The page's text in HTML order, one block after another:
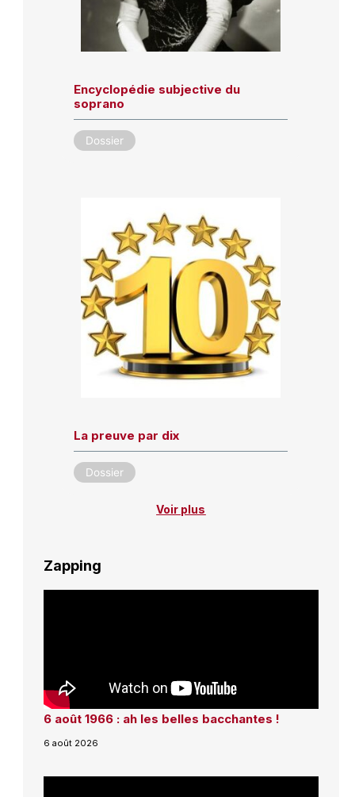
Encyclopédie subjective du
soprano
Dossier
La preuve par dix
Dossier
Voir plus
Zapping
6 août 1966 : ah les belles bacchantes !
6 août 2026